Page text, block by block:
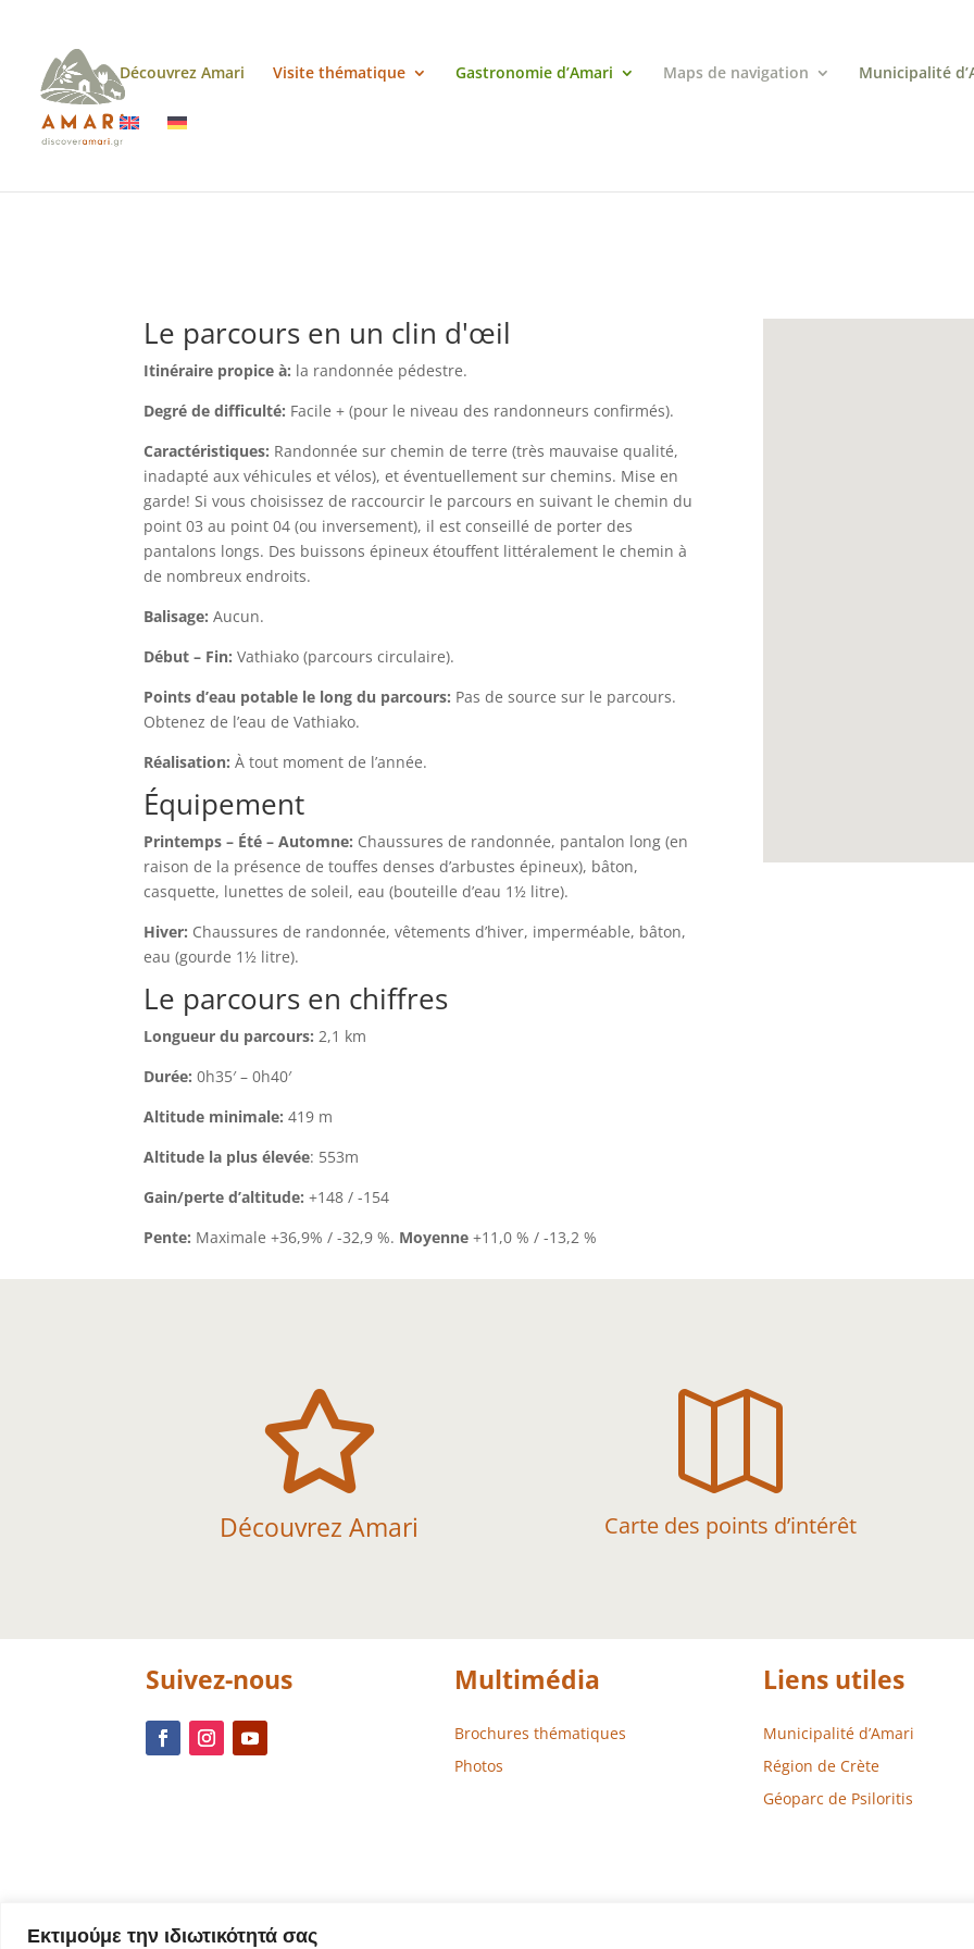
Εκτιμούμε την ιδιωτικότητά σας
Découvrez Amari Visite thématique Gastronomie d’Amari Maps de navigation Municipalité
Le parcours en un clin d'œil
Itinéraire propice à: la randonnée pédestre.
Degré de difficulté: Facile + (pour le niveau des randonneurs confirmés).
Caractéristiques: Randonnée sur chemin de terre (très mauvaise qualité,
inadapté aux véhicules et vélos), et éventuellement sur chemins. Mise en
garde! Si vous choisissez de raccourcir le parcours en suivant le chemin du
point 03 au point 04 (ou inversement), il est conseillé de porter des
pantalons longs. Des buissons épineux étouffent littéralement le chemin à
de nombreux endroits.
Balisage: Aucun.
Début – Fin: Vathiako (parcours circulaire).
Points d’eau potable le long du parcours: Pas de source sur le parcours.
Obtenez de l’eau de Vathiako.
Réalisation: À tout moment de l’année.
Équipement
Printemps – Été – Automne: Chaussures de randonnée, pantalon long (en
raison de la présence de touffes denses d’arbustes épineux), bâton,
casquette, lunettes de soleil, eau (bouteille d’eau 1½ litre).
Hiver: Chaussures de randonnée, vêtements d’hiver, imperméable, bâton,
eau (gourde 1½ litre).
Le parcours en chiffres
Longueur du parcours: 2,1 km
Durée: 0h35′ – 0h40′
Altitude minimale: 419 m
Altitude la plus élevée: 553m
Gain/perte d’altitude: +148 / -154
Pente: Maximale +36,9% / -32,9 %. Moyenne +11,0 % / -13,2 %

Découvrez Amari

Carte des points d’intérêt
Suivez-nous Multimédia
Brochures thématiques
Photos
Liens utiles
Municipalité d’Amari
Région de Crète
Géoparc de Psiloritis